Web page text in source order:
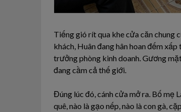
Tiếng gió rít qua khe cửa căn chung
khách, Huân đang hân hoan đếm
trưởng phòng kinh doanh. Gương
đang cầm cả thế giới.
Đúng lúc đó, cánh cửa mở ra. Bố mẹ
quê, nào là gạo nếp, nào là con gà,